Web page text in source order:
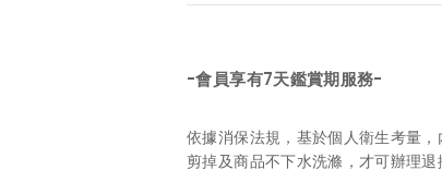
-會員享有7天鑑賞期服務-
依據消保法規，基於個人衛生考量
剪掉及商品不下水洗滌，才可辦理